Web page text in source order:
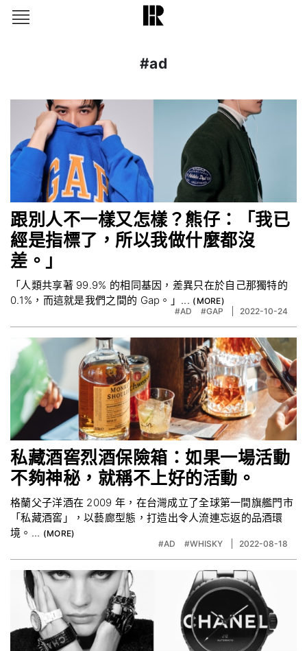
#ad
跟別人不一樣又怎樣？熊仔：「我已
經是指標了，所以我做什麼都沒
差。」
「人類共享著 99.9% 的相同基因，差異只在於自己那獨特的
0.1%，而這就是我們之間的 Gap。」...
#AD #GAP 2022-10-24
私藏酒窖烈酒保險箱：如果一場活動
不夠神秘，就稱不上好的活動。
格蘭父子洋酒在 2009 年，在台灣成立了全球第一間旗艦門市
「私藏酒窖」，以藝廊型態，打造出令人流連忘返的品酒環
境。...
#AD #WHISKY 2022-08-18